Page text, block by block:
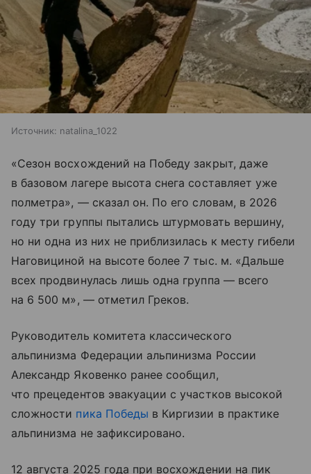
Источник: natalina_1022
«Сезон восхождений на Победу закрыт, даже
в базовом лагере высота снега составляет уже
полметра», — сказал он. По его словам, в 2026
году три группы пытались штурмовать вершину,
но ни одна из них не приблизилась к месту гибели
Наговициной на высоте более 7 тыс. м. «Дальше
всех продвинулась лишь одна группа — всего
на 6 500 м», — отметил Греков.
Руководитель комитета классического
альпинизма Федерации альпинизма России
Александр Яковенко ранее сообщил,
что прецедентов эвакуации с участков высокой
сложности пика Победы в Киргизии в практике
альпинизма не зафиксировано.
12 августа 2025 года при восхождении на пик